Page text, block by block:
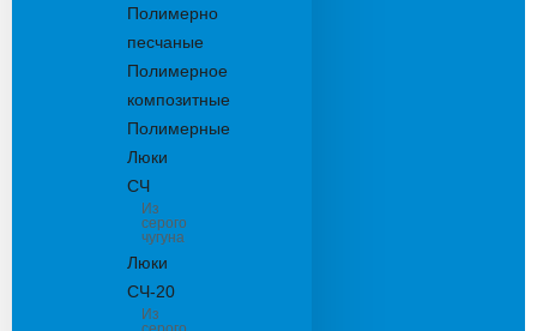
Полимерно
песчаные
Полимерное
композитные
Полимерные
Люки
СЧ
Из
серого
чугуна
Люки
СЧ-20
Из